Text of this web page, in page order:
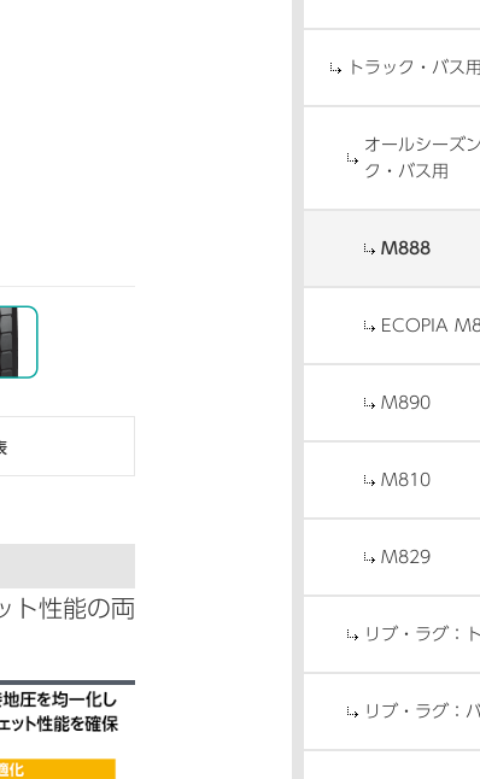
ト性能の両
トラック・バス用
オールシーズ
ク・バス用
M888
ECOPIA
M890
M810
M829
リブ・ラグ：
リブ・ラグ：